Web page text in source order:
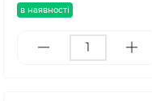
в наявності